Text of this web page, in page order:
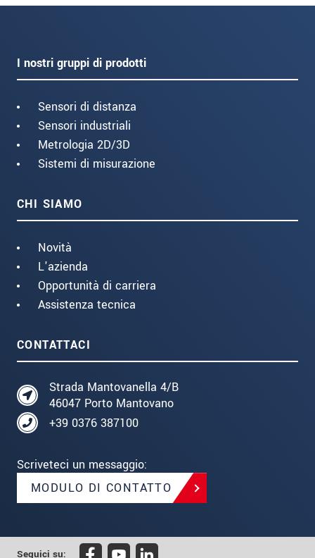
I nostri gruppi di prodotti
Sensori di distanza
Sensori industriali
Metrologia 2D/3D
Sistemi di misurazione
CHI SIAMO
Novità
L'azienda
Opportunità di carriera
Assistenza tecnica
CONTATTACI
Strada Mantovanella 4/B
46047 Porto Mantovano
+39 0376 387100
Scriveteci un messaggio:
MODULO DI CONTATTO
Seguici su: